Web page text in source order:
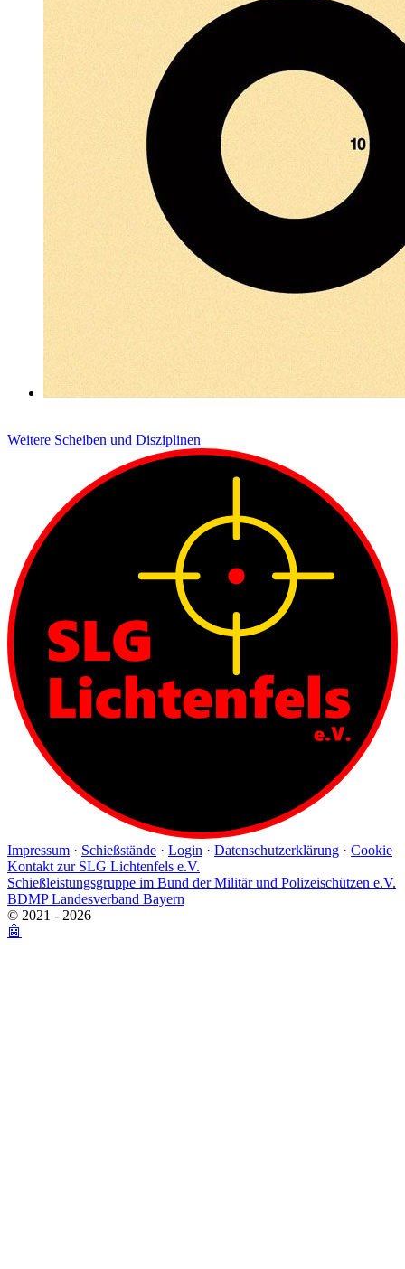
Weitere Scheiben und Disziplinen
Impressum · Schießstände · Login · Datenschutzerklärung · Cookie
Kontakt zur SLG Lichtenfels e.V.
Schießleistungsgruppe im Bund der Militär und Polizeischützen e.V.
BDMP Landesverband Bayern
© 2021 - 2026
🤖